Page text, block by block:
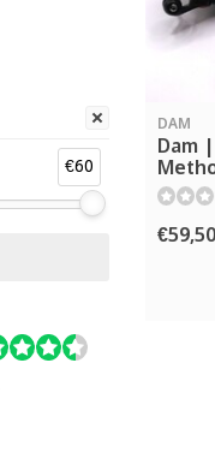
€60
DAM
Dam
€59,50